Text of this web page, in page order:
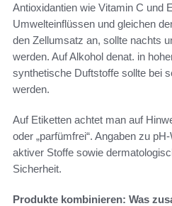
Antioxidantien wie Vitamin C und
Umwelteinflüssen und gleichen
den Zellumsatz an, sollte nachts
werden. Auf Alkohol denat. in
synthetische Duftstoffe sollte bei
werden.
Auf Etiketten achtet man auf
oder „parfümfrei“. Angaben zu
aktiver Stoffe sowie
Sicherheit.
Produkte kombinieren: Was